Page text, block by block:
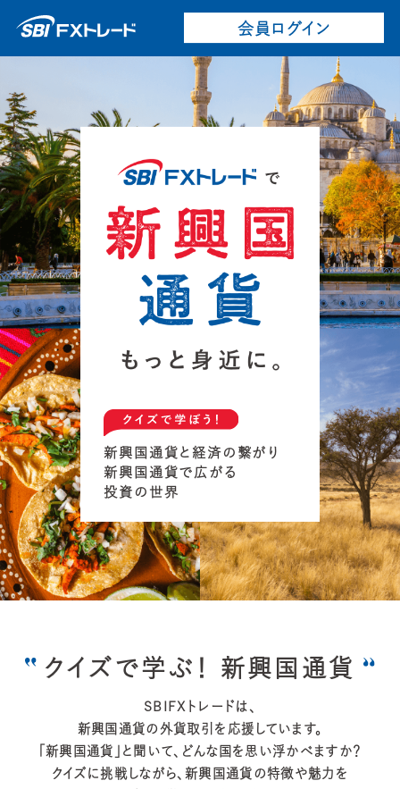
会員ログイン
新興国通貨と経済の繋がり
新興国通貨で広がる
投資の世界
クイズで学ぶ！ 新興国通貨
SBIFXトレードは、
新興国通貨の外貨取引を応援しています。
「新興国通貨」と聞いて、どんな国を思い浮かべますか？
クイズに挑戦しながら、新興国通貨の特徴や魅力を